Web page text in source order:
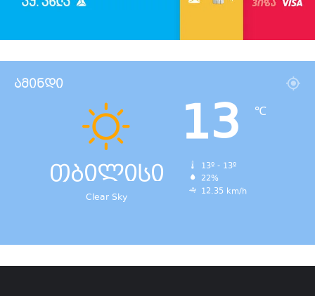
ამინდი
თბილისი
Clear Sky
13 ℃
13º - 13º
22%
12.35 km/h